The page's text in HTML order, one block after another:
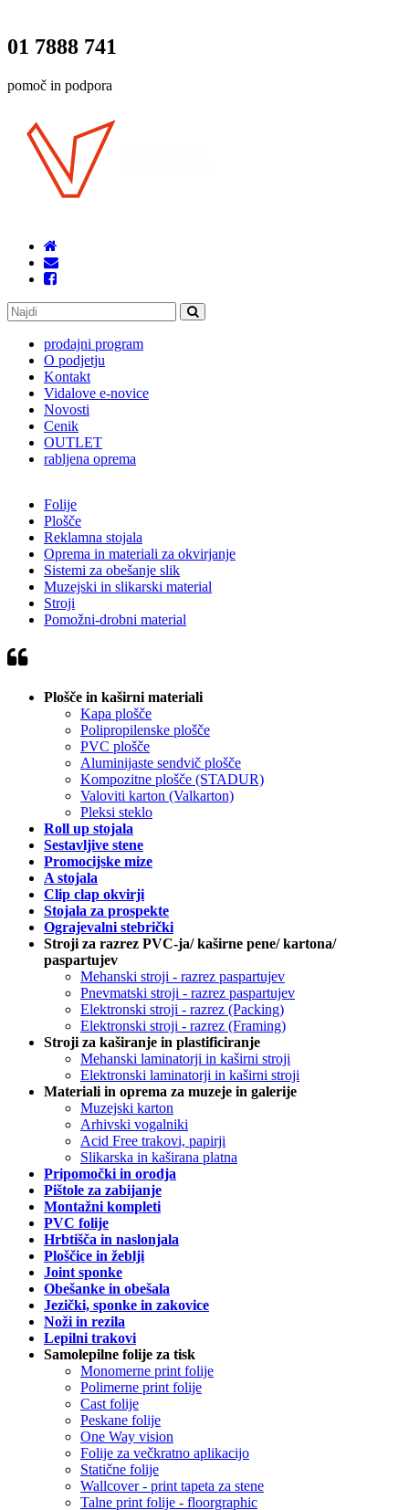
01 7888 741
pomoč in podpora
prodajni program
O podjetju
Kontakt
Vidalove e-novice
Novosti
Cenik
OUTLET
rabljena oprema
Folije
Plošče
Reklamna stojala
Oprema in materiali za okvirjanje
Sistemi za obešanje slik
Muzejski in slikarski material
Stroji
Pomožni-drobni material
Plošče in kaširni materiali
Kapa plošče
Polipropilenske plošče
PVC plošče
Aluminijaste sendvič plošče
Kompozitne plošče (STADUR)
Valoviti karton (Valkarton)
Pleksi steklo
Roll up stojala
Sestavljive stene
Promocijske mize
A stojala
Clip clap okvirji
Stojala za prospekte
Ograjevalni stebrički
Stroji za razrez PVC-ja/ kaširne pene/ kartona/
paspartujev
Mehanski stroji - razrez paspartujev
Pnevmatski stroji - razrez paspartujev
Elektronski stroji - razrez (Packing)
Elektronski stroji - razrez (Framing)
Stroji za kaširanje in plastificiranje
Mehanski laminatorji in kaširni stroji
Elektronski laminatorji in kaširni stroji
Materiali in oprema za muzeje in galerije
Muzejski karton
Arhivski vogalniki
Acid Free trakovi, papirji
Slikarska in kaširana platna
Pripomočki in orodja
Pištole za zabijanje
Montažni kompleti
PVC folije
Hrbtišča in naslonjala
Ploščice in žeblji
Joint sponke
Obešanke in obešala
Jezički, sponke in zakovice
Noži in rezila
Lepilni trakovi
Samolepilne folije za tisk
Monomerne print folije
Polimerne print folije
Cast folije
Peskane folije
One Way vision
Folije za večkratno aplikacijo
Statične folije
Wallcover - print tapeta za stene
Talne print folije - floorgraphic